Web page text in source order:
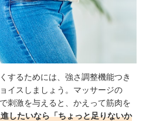
するためには、強さ調整機能つき
イスしましょう。マッサージの
刺激を与えると、かえって筋肉を
したいなら「ちょっと足りないか